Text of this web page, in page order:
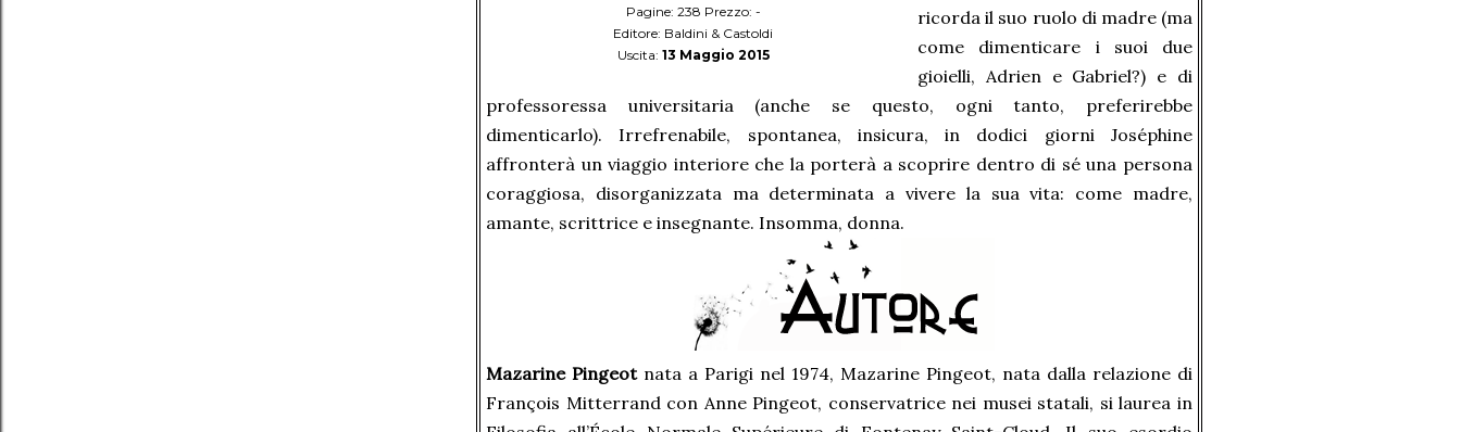
Pagine: 238 Prezzo: -
Editore: Baldini & Castoldi
Uscita: 13 Maggio 2015
ricorda il suo ruolo di madre (ma
come dimenticare i suoi due
gioielli, Adrien e Gabriel?) e di
professoressa universitaria (anche se questo, ogni tanto, preferirebbe
dimenticarlo). Irrefrenabile, spontanea, insicura, in dodici giorni Joséphine
affronterà un viaggio interiore che la porterà a scoprire dentro di sé una persona
coraggiosa, disorganizzata ma determinata a vivere la sua vita: come madre,
amante, scrittrice e insegnante. Insomma, donna.
Mazarine Pingeotnata a Parigi nel 1974, Mazarine Pingeot, nata dalla relazione di
François Mitterrand con Anne Pingeot, conservatrice nei musei statali, si laurea in